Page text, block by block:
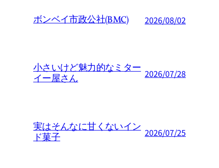
ボンベイ市政公社(BMC) 2026/08/02
小さいけど魅力的なミター
イー屋さん
2026/07/28
実はそんなに甘くないイン
ド菓子
2026/07/25